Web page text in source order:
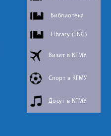
Библиотека
Library (ENG)
Визит в КГМУ
Спорт в КГМУ
Досуг в КГМУ